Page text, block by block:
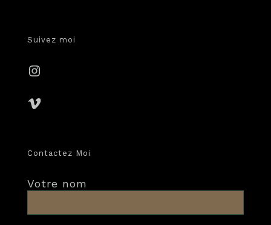
Suivez moi
Instagram
Vimeo
Contactez Moi
Votre nom